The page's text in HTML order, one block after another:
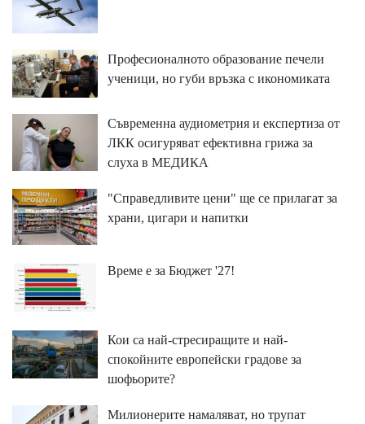
Професионалното образование печели
ученици, но губи връзка с икономиката
Съвременна аудиометрия и експертиза от
ЛКК осигуряват ефективна грижа за
слуха в МЕДИКА
"Справедливите цени" ще се прилагат за
храни, цигари и напитки
Време е за Бюджет '27!
Кои са най-стресиращите и най-
спокойните европейски градове за
шофьорите?
Милионерите намаляват, но трупат